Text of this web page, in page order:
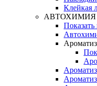
Клейкая
АВТОХИМИЯ
Показать